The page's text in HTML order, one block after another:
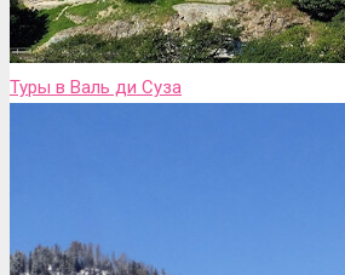
Туры в Валь ди Сузa